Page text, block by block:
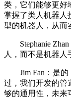
类，它们能够更好
掌握了类人机器人
型的机器人，从而
Stephanie Zhan
人，而不是机器人
Jim Fan：是的
过，我们开发的管
够的通用性，未来